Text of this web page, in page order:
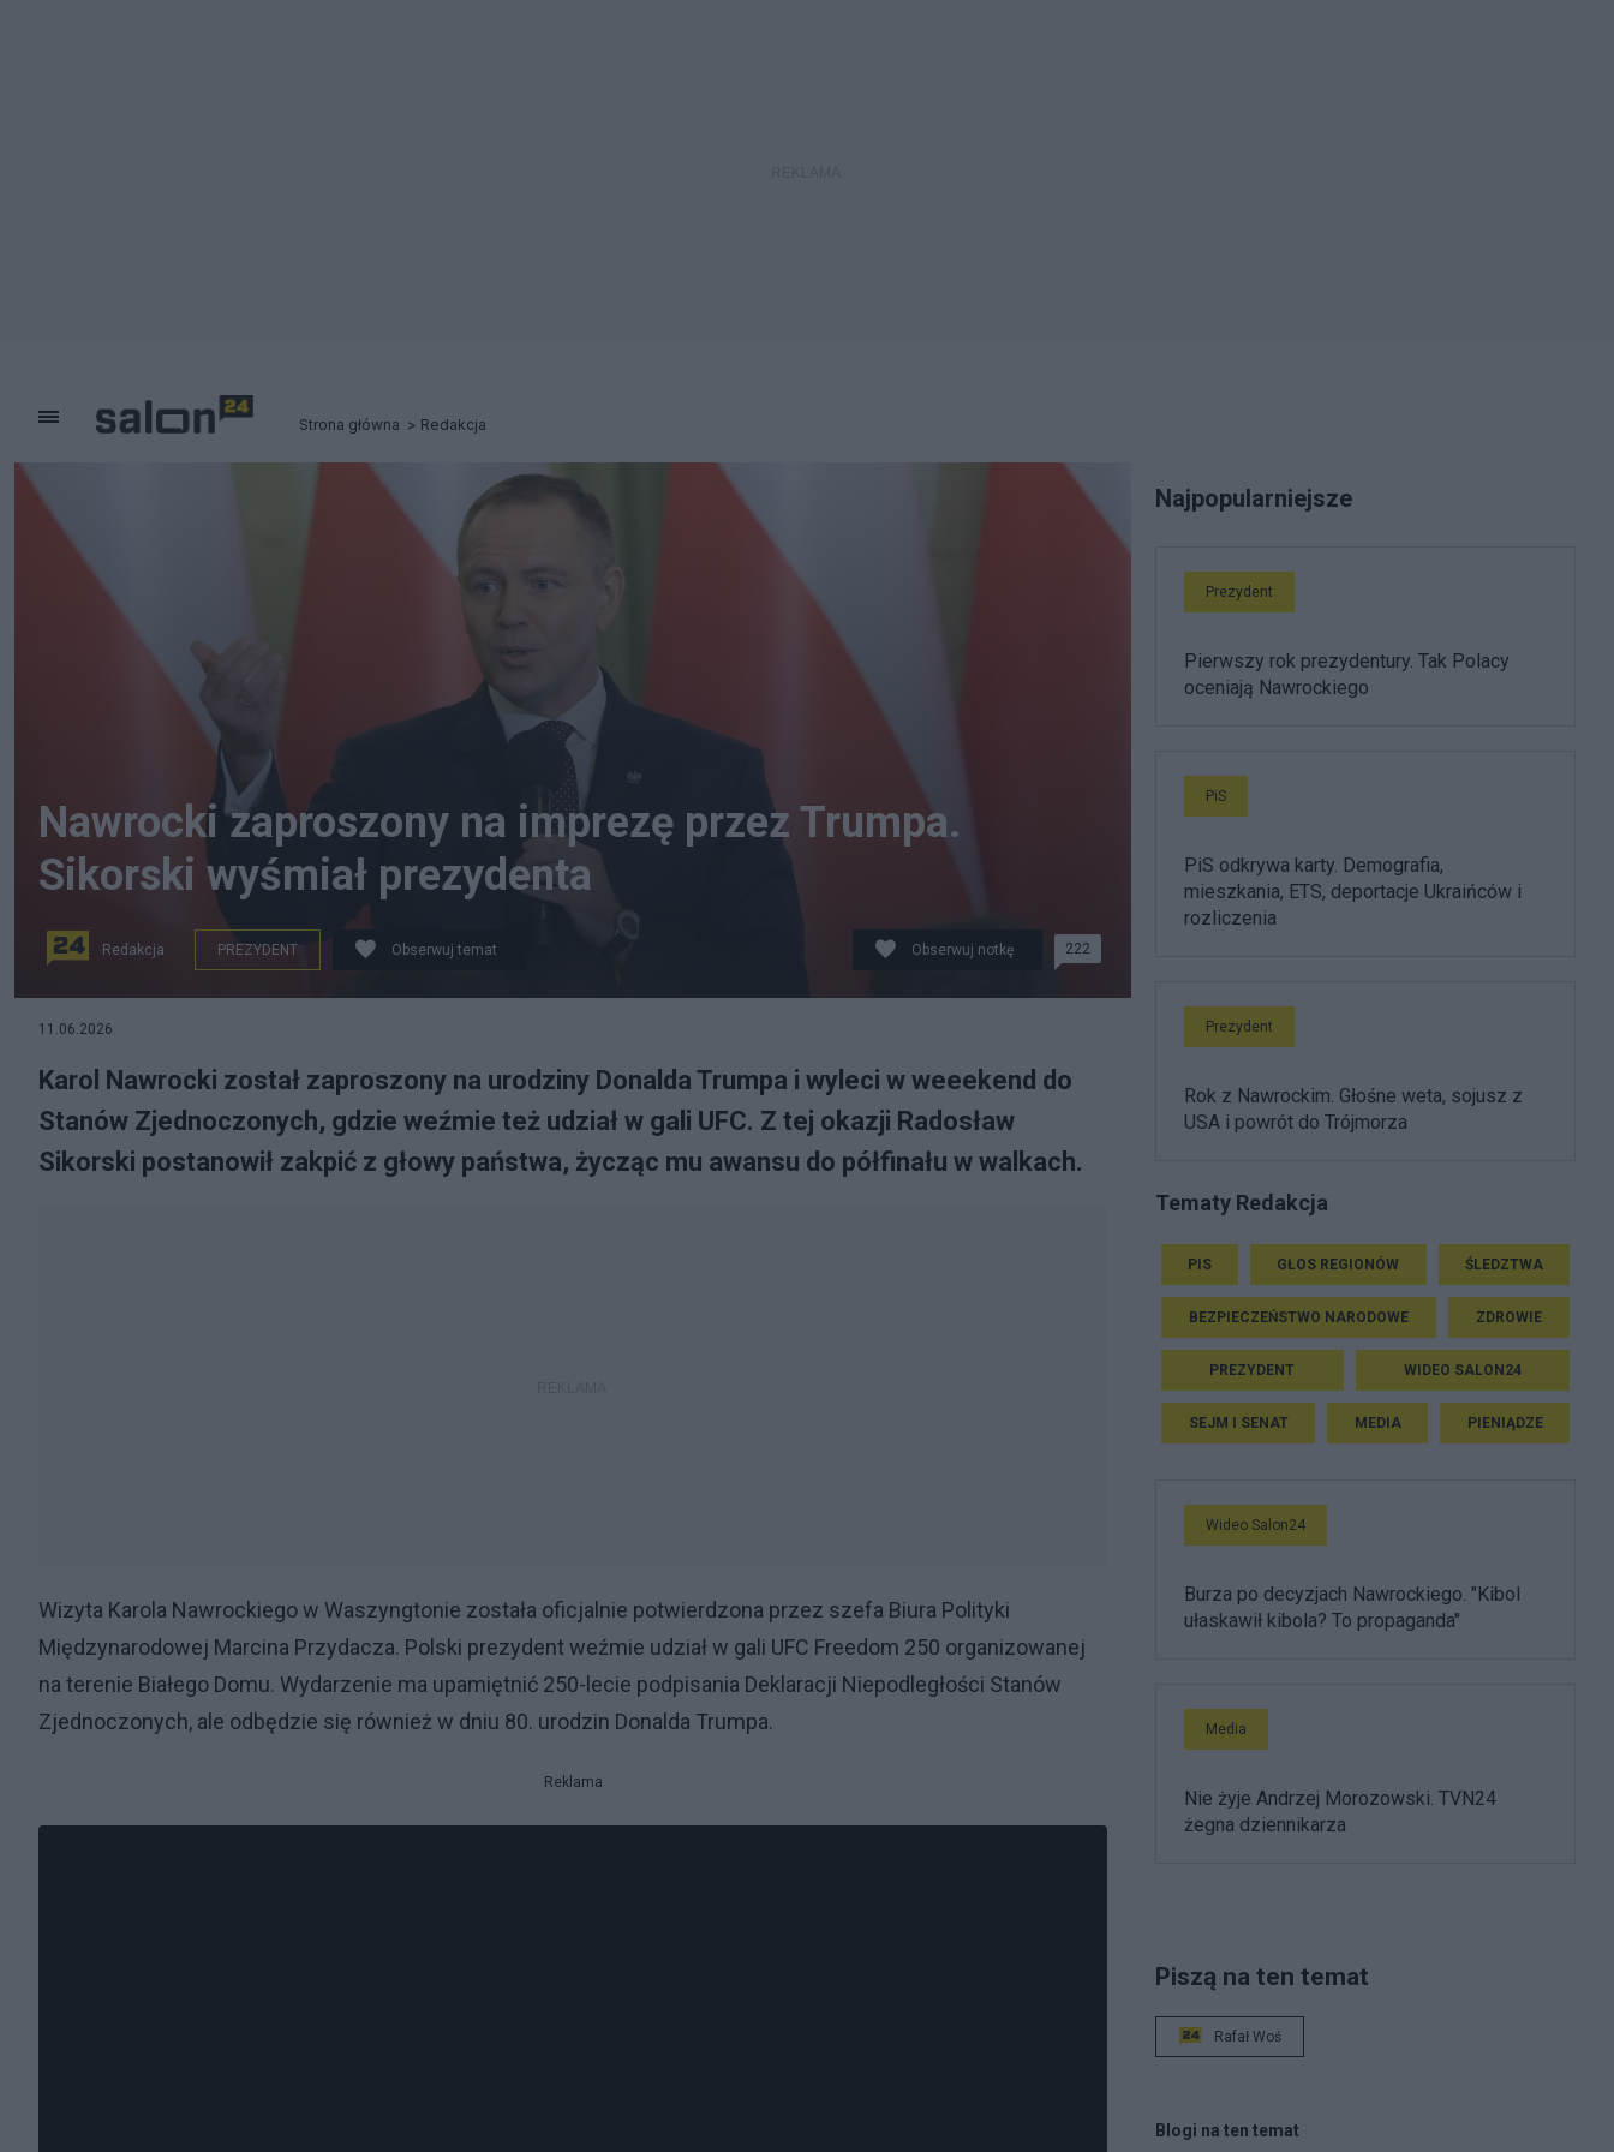
Strona główna Redakcja
Nawrocki zaproszony na imprezę przez Trumpa.
Sikorski wyśmiał prezydenta
Redakcja PREZYDENT Obserwuj temat Obserwuj notkę 222
11.06.2026
Karol Nawrocki został zaproszony na urodziny Donalda Trumpa i wyleci w weeekend do
Stanów Zjednoczonych, gdzie weźmie też udział w gali UFC. Z tej okazji Radosław
Sikorski postanowił zakpić z głowy państwa, życząc mu awansu do półfinału w walkach.
Wizyta Karola Nawrockiego w Waszyngtonie została oficjalnie potwierdzona przez szefa Biura Polityki
Międzynarodowej Marcina Przydacza. Polski prezydent weźmie udział w gali UFC Freedom 250 organizowanej
na terenie Białego Domu. Wydarzenie ma upamiętnić 250-lecie podpisania Deklaracji Niepodległości Stanów
Zjednoczonych, ale odbędzie się również w dniu 80. urodzin Donalda Trumpa.
Reklama
Najpopularniejsze
Prezydent
Pierwszy rok prezydentury. Tak Polacy
oceniają Nawrockiego
PiS
PiS odkrywa karty. Demografia,
mieszkania, ETS, deportacje Ukraińców i
rozliczenia
Prezydent
Rok z Nawrockim. Głośne weta, sojusz z
USA i powrót do Trójmorza
Tematy Redakcja
PIS GŁOS REGIONÓW ŚLEDZTWA
BEZPIECZEŃSTWO NARODOWE ZDROWIE
PREZYDENT WIDEO SALON24
SEJM I SENAT MEDIA PIENIĄDZE
Wideo Salon24
Burza po decyzjach Nawrockiego. "Kibol
ułaskawił kibola? To propaganda"
Media
Nie żyje Andrzej Morozowski. TVN24
żegna dziennikarza
Piszą na ten temat
Rafał Woś
Blogi na ten temat